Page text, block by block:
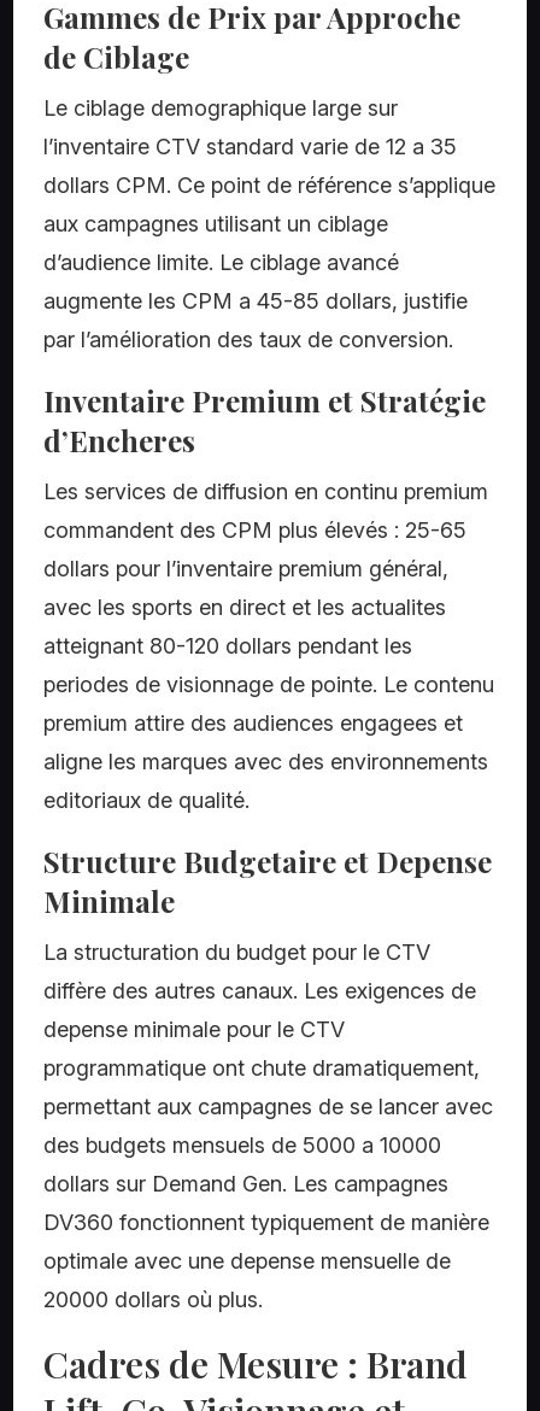
Gammes de Prix par Approche
de Ciblage
Le ciblage demographique large sur
l’inventaire CTV standard varie de 12 a 35
dollars CPM. Ce point de référence s’applique
aux campagnes utilisant un ciblage
d’audience limite. Le ciblage avancé
augmente les CPM a 45-85 dollars, justifie
par l’amélioration des taux de conversion.
Inventaire Premium et Stratégie
d’Encheres
Les services de diffusion en continu premium
commandent des CPM plus élevés : 25-65
dollars pour l’inventaire premium général,
avec les sports en direct et les actualites
atteignant 80-120 dollars pendant les
periodes de visionnage de pointe. Le contenu
premium attire des audiences engagees et
aligne les marques avec des environnements
editoriaux de qualité.
Structure Budgetaire et Depense
Minimale
La structuration du budget pour le CTV
diffère des autres canaux. Les exigences de
depense minimale pour le CTV
programmatique ont chute dramatiquement,
permettant aux campagnes de se lancer avec
des budgets mensuels de 5000 a 10000
dollars sur Demand Gen. Les campagnes
DV360 fonctionnent typiquement de manière
optimale avec une depense mensuelle de
20000 dollars où plus.
Cadres de Mesure : Brand